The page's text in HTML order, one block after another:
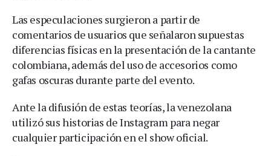
Las especulaciones surgieron a partir de
comentarios de usuarios que señalaron supuestas
diferencias físicas en la presentación de la cantante
colombiana, además del uso de accesorios como
gafas oscuras durante parte del evento.
Ante la difusión de estas teorías, la venezolana
utilizó sus historias de Instagram para negar
cualquier participación en el show oficial.